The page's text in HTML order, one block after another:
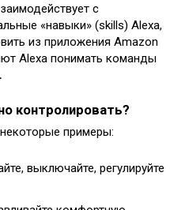
с
«навыки» (skills) Alexa,
из приложения Amazon
Alexa понимать команды
контролировать?
примеры:
выключайте, регулируйте